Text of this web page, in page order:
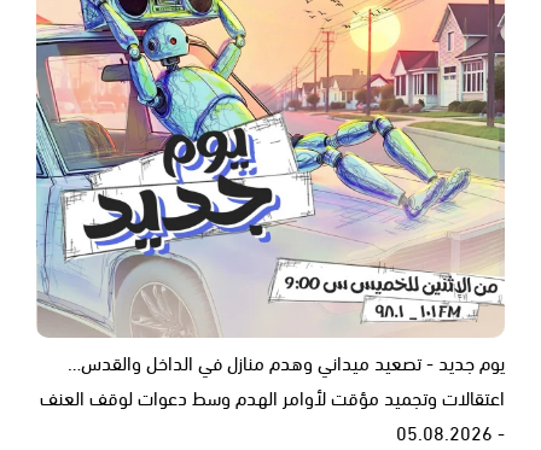
يوم جديد - تصعيد ميداني وهدم منازل في الداخل والقدس…
اعتقالات وتجميد مؤقت لأوامر الهدم وسط دعوات لوقف العنف
- 05.08.2026